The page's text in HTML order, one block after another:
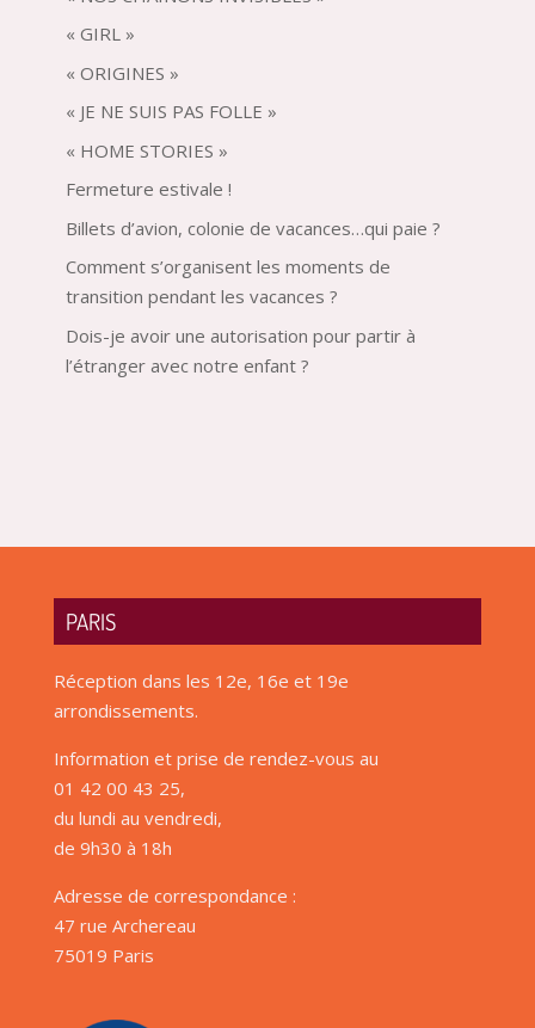
« GIRL »
« ORIGINES »
« JE NE SUIS PAS FOLLE »
« HOME STORIES »
Fermeture estivale !
Billets d’avion, colonie de vacances…qui paie ?
Comment s’organisent les moments de
transition pendant les vacances ?
Dois-je avoir une autorisation pour partir à
l’étranger avec notre enfant ?
PARIS
Réception dans les 12e, 16e et 19e
arrondissements.
Information et prise de rendez-vous au
01 42 00 43 25,
du lundi au vendredi,
de 9h30 à 18h
Adresse de correspondance :
47 rue Archereau
75019 Paris